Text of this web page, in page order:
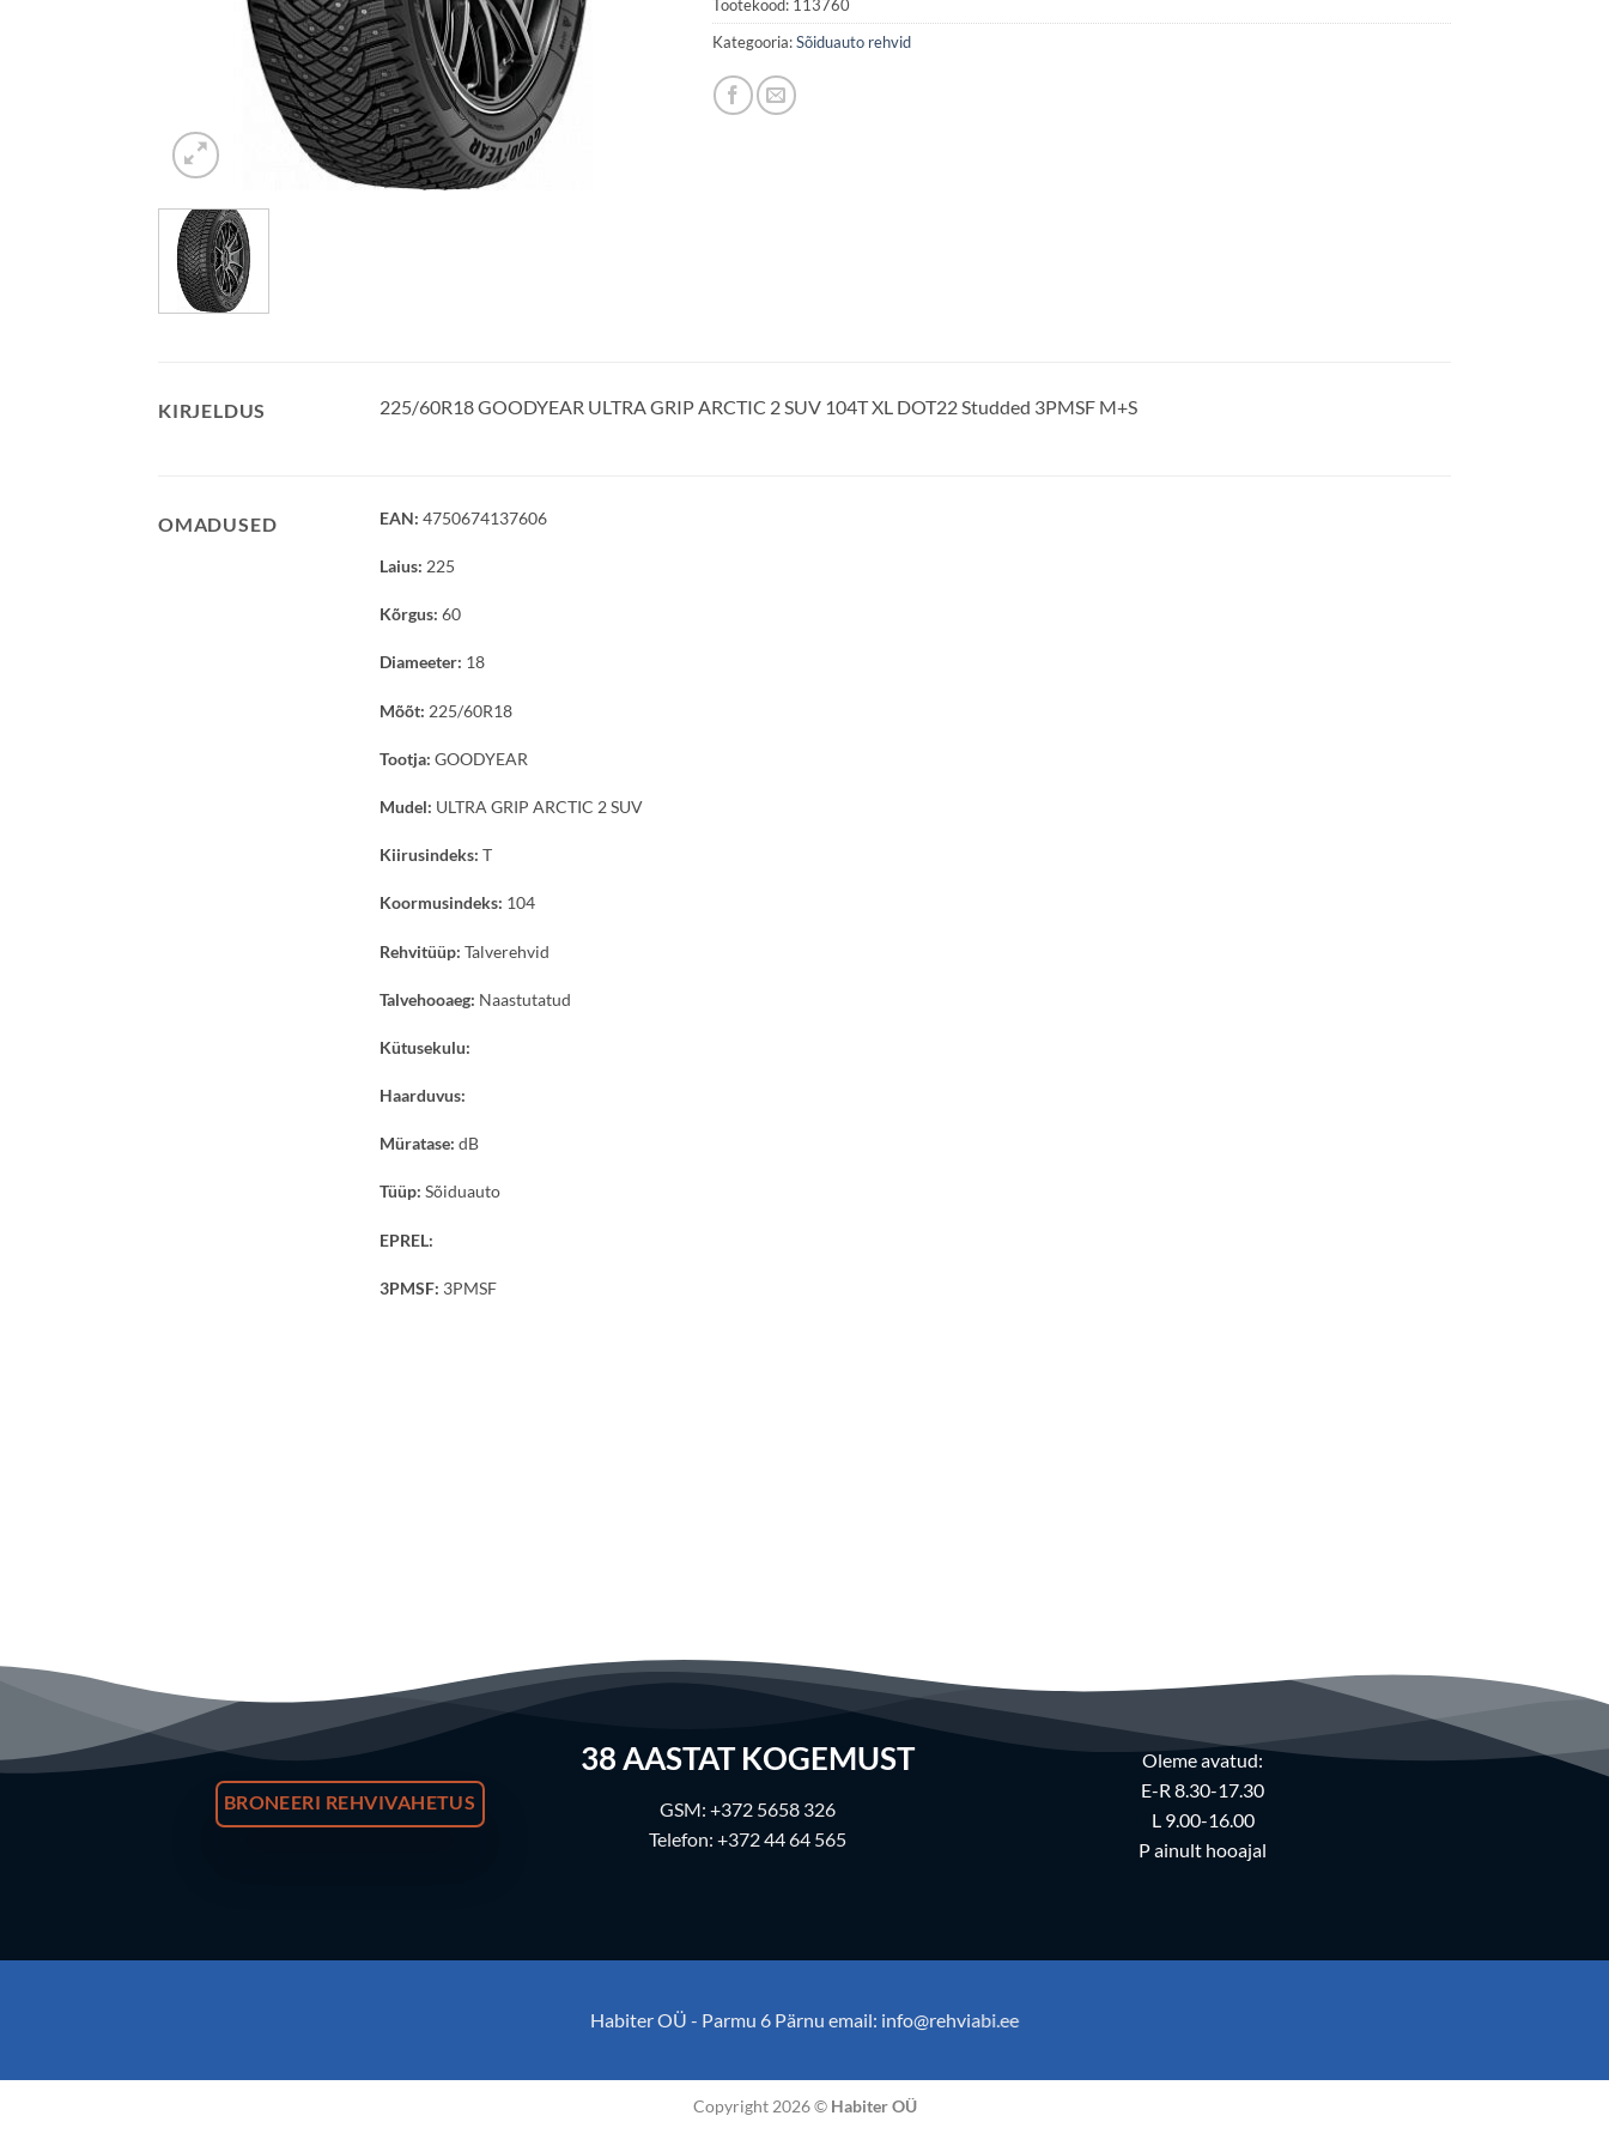
Tootekood: 113760
Kategooria:Sõiduauto rehvid
KIRJELDUS 225/60R18 GOODYEAR ULTRA GRIP ARCTIC 2 SUV 104T XL DOT22 Studded 3PMSF M+S
OMADUSED EAN: 4750674137606
Laius: 225
Kõrgus: 60
Diameeter: 18
Mõõt: 225/60R18
Tootja: GOODYEAR
Mudel: ULTRA GRIP ARCTIC 2 SUV
Kiirusindeks: T
Koormusindeks: 104
Rehvitüüp: Talverehvid
Talvehooaeg: Naastutatud
Kütusekulu:
Haarduvus:
Müratase: dB
Tüüp: Sõiduauto
EPREL:
3PMSF: 3PMSF
BRONEERI REHVIVAHETUS
38 AASTAT KOGEMUST
GSM: +372 5658 326
Telefon: +372 44 64 565
Oleme avatud:
E-R 8.30-17.30
L 9.00-16.00
P ainult hooajal
Habiter OÜ - Parmu 6 Pärnu email: info@rehviabi.ee
Copyright 2026 © Habiter OÜ